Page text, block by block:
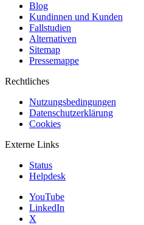
Blog
Kundinnen und Kunden
Fallstudien
Alternativen
Sitemap
Pressemappe
Rechtliches
Nutzungsbedingungen
Datenschutzerklärung
Cookies
Externe Links
Status
Helpdesk
YouTube
LinkedIn
X